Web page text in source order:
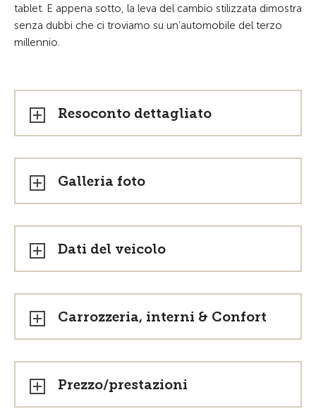
tablet. E appena sotto, la leva del cambio stilizzata dimostra
senza dubbi che ci troviamo su un’automobile del terzo
millennio.
Resoconto dettagliato
Galleria foto
Dati del veicolo
Carrozzeria, interni & Confort
Prezzo/prestazioni